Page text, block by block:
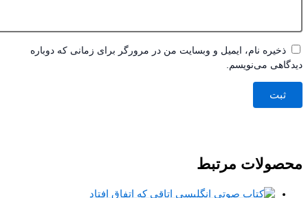
ذخیره نام، ایمیل و وبسایت من در مرورگر برای زمانی که دوباره
می‌نویسم.
مرتبط